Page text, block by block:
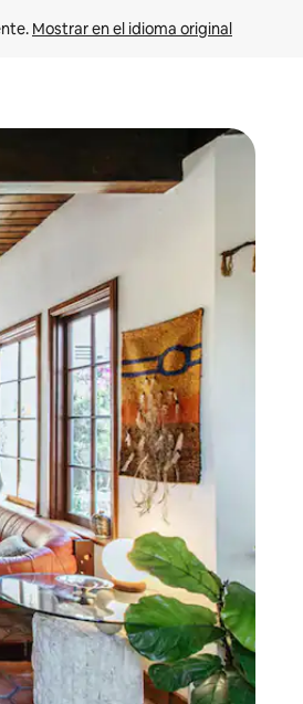
Mostrar en el idioma original
o explora con el tacto o desliza el dedo.